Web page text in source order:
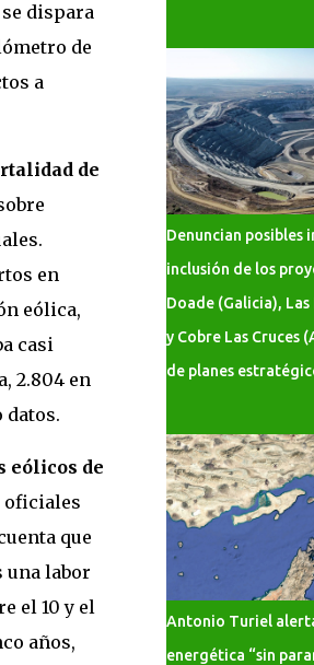
dispara
de
a
de
en
eólica,
casi
2.804 en
datos.
eólicos de
oficiales
que
una labor
el 10 y el
años,
Denuncian posibles
inclusión de los
Doade (Galicia),
y Cobre Las Cruces
de planes
Antonio Turiel
energética “sin